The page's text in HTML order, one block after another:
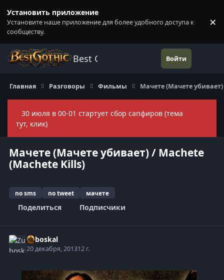
Установить приложение
Установите наше приложение для более удобного доступа к
сообществу.
×
Best Gothic Forums Войти
Главная Разговоры Фильмы Мачете (Мачете
30 июля в 00-01 стартует сбор сапфиров (тема
тут, клик)
Мачете (Мачете убивает) / Machete
(Machete Kills)
no sms no tweet мачете
Поделиться Подписчики
Zuboskal
20 декабря, 201312 г.